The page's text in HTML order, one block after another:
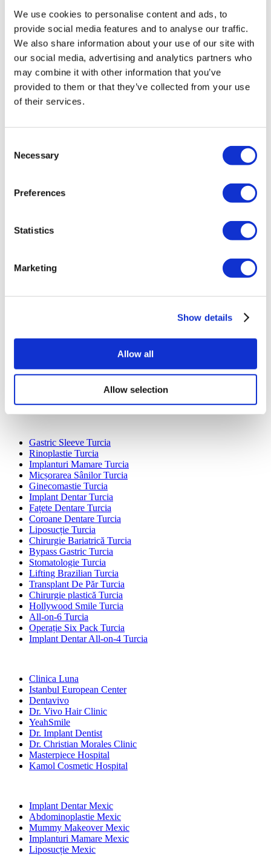
We use cookies to personalise content and ads, to
provide social media features and to analyse our traffic.
We also share information about your use of our site with
our social media, advertising and analytics partners who
may combine it with other information that you’ve
provided to them or that they’ve collected from your use
of their services.
Selection
Necessary
Preferences
Statistics
Marketing
Show details
Allow all
Allow selection
înregistrată la TÜRSAB (Certificat Nr.: 12276).
Toate tratamentele sunt efectuate de o instituție de sănătate
certificată în turism medical.
Despre noi
Cum funcționează
Ghid Pre-Op
Autori & recenzenti
Flymedi Program de Recomandare
Carieră
Blog
Politica de confidențialitate
Contactați-ne
Turcia Clinici
Poland Clinici
Colombia Clinici
Gastric Sleeve Turcia
Rinoplastie Turcia
Implanturi Mamare Turcia
Micșorarea Sânilor Turcia
Ginecomastie Turcia
Implant Dentar Turcia
Fațete Dentare Turcia
Coroane Dentare Turcia
Liposucție Turcia
Chirurgie Bariatrică Turcia
Bypass Gastric Turcia
Stomatologie Turcia
Lifting Brazilian Turcia
Transplant De Păr Turcia
Chirurgie plastică Turcia
Hollywood Smile Turcia
All-on-6 Turcia
Operație Six Pack Turcia
Implant Dentar All-on-4 Turcia
Clinica Luna
Istanbul European Center
Dentavivo
Dr. Vivo Hair Clinic
YeahSmile
Dr. Implant Dentist
Dr. Christian Morales Clinic
Masterpiece Hospital
Kamol Cosmetic Hospital
Implant Dentar Mexic
Abdominoplastie Mexic
Mummy Makeover Mexic
Implanturi Mamare Mexic
Liposucție Mexic